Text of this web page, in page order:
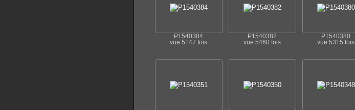
P1540384
vue 5147 fois
P1540382
vue 5460 fois
P1540380
vue 5315 fois